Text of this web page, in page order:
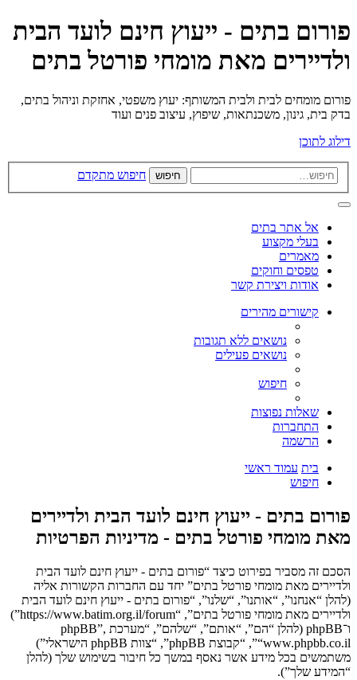
פורום בתים - ייעוץ חינם לועד הבית
ולדיירים מאת מומחי פורטל בתים
פורום מומחים לבית ולבית המשותף: יעוץ משפטי, אחזקת וניהול בתים,
בדק בית, גינון, משכנתאות, שיפוץ, עיצוב פנים ועוד
דילוג לתוכן
חיפוש חיפוש מתקדם
אל אתר בתים
בעלי מקצוע
מאמרים
טפסים וחוקים
אודות ויצירת קשר
קישורים מהירים
נושאים ללא תגובות
נושאים פעילים
חיפוש
שאלות נפוצות
התחברות
הרשמה
בית עמוד ראשי
חיפוש
פורום בתים - ייעוץ חינם לועד הבית ולדיירים
מאת מומחי פורטל בתים - מדיניות הפרטיות
הסכם זה מסביר בפירוט כיצד “פורום בתים - ייעוץ חינם לועד הבית
ולדיירים מאת מומחי פורטל בתים” יחד עם החברות הקשורות אליה
(להלן “אנחנו”, “אותנו”, “שלנו”, “פורום בתים - ייעוץ חינם לועד הבית
ולדיירים מאת מומחי פורטל בתים”, “https://www.batim.org.il/forum”)
ו־phpBB (להלן “הם”, “אותם”, “שלהם”, “מערכת phpBB”,
“www.phpbb.co.il”, “קבוצת phpBB”, “צוות phpBB הישראלי”)
משתמשים בכל מידע אשר נאסף במשך כל חיבור בשימוש שלך (להלן
“המידע שלך”).